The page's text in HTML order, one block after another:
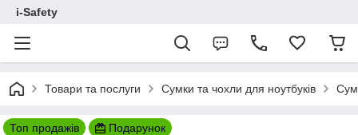
i-Safety
Товари та послуги Сумки та чохли для ноутбуків
Топ продажів Подарунок